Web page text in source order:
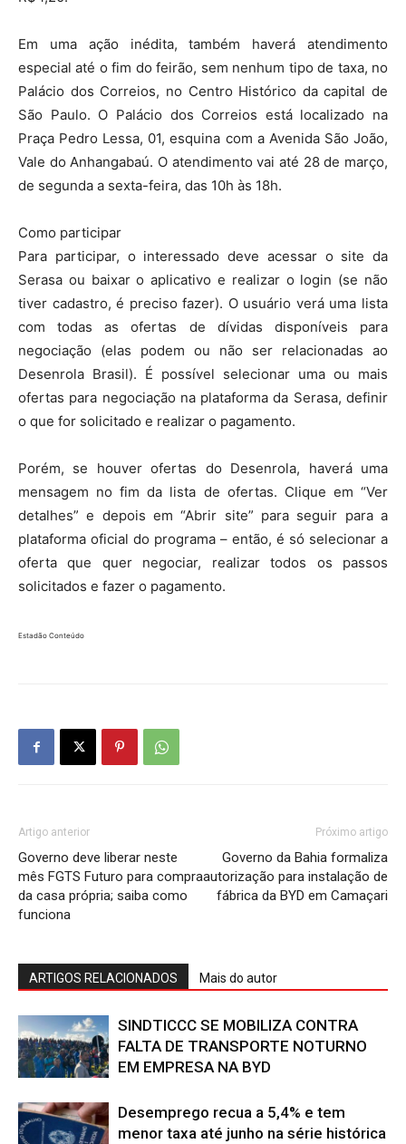
Em uma ação inédita, também haverá atendimento
especial até o fim do feirão, sem nenhum tipo de taxa, no
Palácio dos Correios, no Centro Histórico da capital de
São Paulo. O Palácio dos Correios está localizado na
Praça Pedro Lessa, 01, esquina com a Avenida São João,
Vale do Anhangabaú. O atendimento vai até 28 de março,
de segunda a sexta-feira, das 10h às 18h.
Como participar
Para participar, o interessado deve acessar o site da
Serasa ou baixar o aplicativo e realizar o login (se não
tiver cadastro, é preciso fazer). O usuário verá uma lista
com todas as ofertas de dívidas disponíveis para
negociação (elas podem ou não ser relacionadas ao
Desenrola Brasil). É possível selecionar uma ou mais
ofertas para negociação na plataforma da Serasa, definir
o que for solicitado e realizar o pagamento.
Porém, se houver ofertas do Desenrola, haverá uma
mensagem no fim da lista de ofertas. Clique em “Ver
detalhes” e depois em “Abrir site” para seguir para a
plataforma oficial do programa – então, é só selecionar a
oferta que quer negociar, realizar todos os passos
solicitados e fazer o pagamento.
Estadão Conteúdo
Artigo anterior
Governo deve liberar neste
mês FGTS Futuro para compra
da casa própria; saiba como
funciona
Próximo artigo
Governo da Bahia formaliza
autorização para instalação de
fábrica da BYD em Camaçari
ARTIGOS RELACIONADOS Mais do autor
SINDTICCC SE MOBILIZA CONTRA
FALTA DE TRANSPORTE NOTURNO
EM EMPRESA NA BYD
Desemprego recua a 5,4% e tem
menor taxa até junho na série histórica